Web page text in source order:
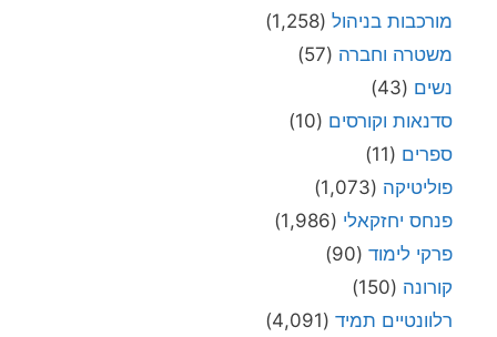
מורכבות בניהול (1,258)
משטרה וחברה (57)
נשים (43)
סדנאות וקורסים (10)
ספרים (11)
פוליטיקה (1,073)
פנחס יחזקאלי (1,986)
פרקי לימוד (90)
קורונה (150)
רלוונטיים תמיד (4,091)